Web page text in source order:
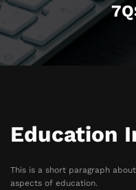
Education
This is a short paragraph
aspects of education.